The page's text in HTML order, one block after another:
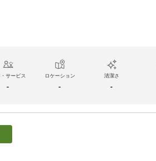
サービス
-
ロケーション
-
清潔さ
-